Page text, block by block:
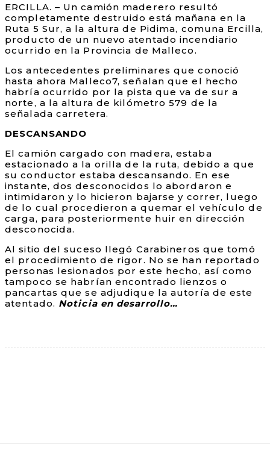
ERCILLA. – Un camión maderero resultó
completamente destruido está mañana en la
Ruta 5 Sur, a la altura de Pidima, comuna Ercilla,
producto de un nuevo atentado incendiario
ocurrido en la Provincia de Malleco.
Los antecedentes preliminares que conoció
hasta ahora Malleco7, señalan que el hecho
habría ocurrido por la pista que va de sur a
norte, a la altura de kilómetro 579 de la
señalada carretera.
DESCANSANDO
El camión cargado con madera, estaba
estacionado a la orilla de la ruta, debido a que
su conductor estaba descansando. En ese
instante, dos desconocidos lo abordaron e
intimidaron y lo hicieron bajarse y correr, luego
de lo cual procedieron a quemar el vehículo de
carga, para posteriormente huir en dirección
desconocida.
Al sitio del suceso llegó Carabineros que tomó
el procedimiento de rigor. No se han reportado
personas lesionados por este hecho, así como
tampoco se habrían encontrado lienzos o
pancartas que se adjudique la autoría de este
atentado. Noticia en desarrollo…